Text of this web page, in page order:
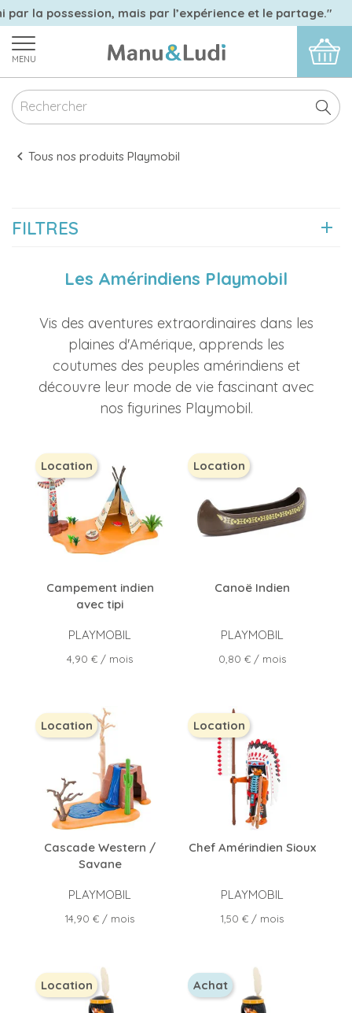
la possession, mais par l’expérience et le partage."
MENU
Tous nos produits Playmobil
FILTRES
Les Amérindiens Playmobil
Vis des aventures extraordinaires dans les
plaines d'Amérique, apprends les
coutumes des peuples amérindiens et
découvre leur mode de vie fascinant avec
nos figurines Playmobil.
Campement indien
avec tipi
PLAYMOBIL
Prix
4,90 € / mois
Location
Canoë Indien
PLAYMOBIL
Prix
0,80 € / mois
Location
Cascade Western /
Savane
PLAYMOBIL
Prix
14,90 € / mois
Location
Chef Amérindien Sioux
PLAYMOBIL
Prix
1,50 € / mois
Location
Location Achat